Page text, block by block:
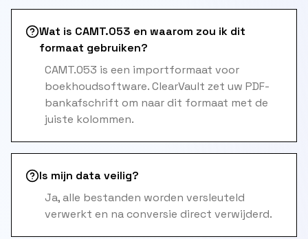
Wat is CAMT.053 en waarom zou ik dit
formaat gebruiken?
CAMT.053 is een importformaat voor
boekhoudsoftware. ClearVault zet uw PDF-
bankafschrift om naar dit formaat met de
juiste kolommen.
Is mijn data veilig?
Ja, alle bestanden worden versleuteld
verwerkt en na conversie direct verwijderd.